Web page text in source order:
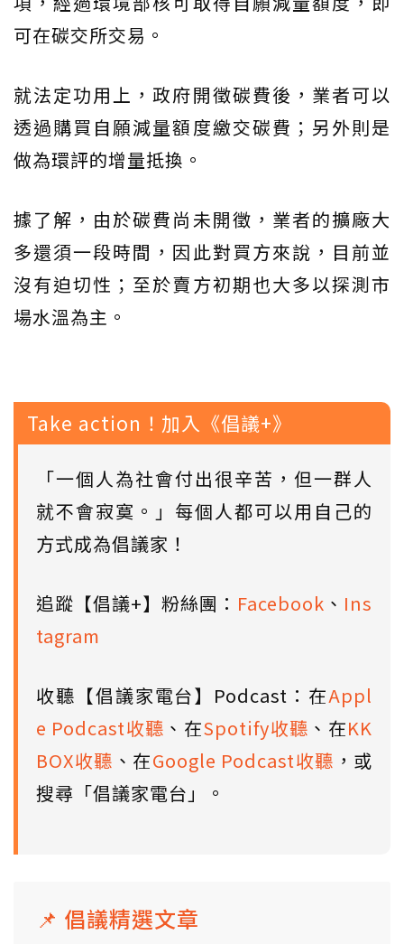
可在碳交所交易。
就法定功用上，政府開徵碳費後，業者可以
透過購買自願減量額度繳交碳費；另外則是
做為環評的增量抵換。
據了解，由於碳費尚未開徵，業者的擴廠大
多還須一段時間，因此對買方來說，目前並
沒有迫切性；至於賣方初期也大多以探測市
場水溫為主。
Take action！加入《倡議+》
「一個人為社會付出很辛苦，但一群人
就不會寂寞。」每個人都可以用自己的
方式成為倡議家！
追蹤【倡議+】粉絲團： Facebook 、 Ins
tagram
收聽【倡議家電台】Podcast：在Appl
e Podcast收聽 、在Spotify收聽 、在KK
BOX收聽 、在Google Podcast收聽 ，或
搜尋「倡議家電台」。
📌 倡議精選文章